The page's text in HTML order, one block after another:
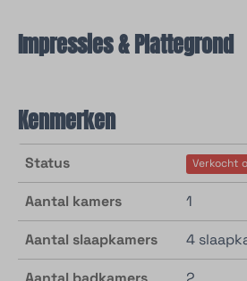
Impressies & Plattegrond
Kenmerken
Status Verkocht
Aantal kamers 1
Aantal slaapkamers 4